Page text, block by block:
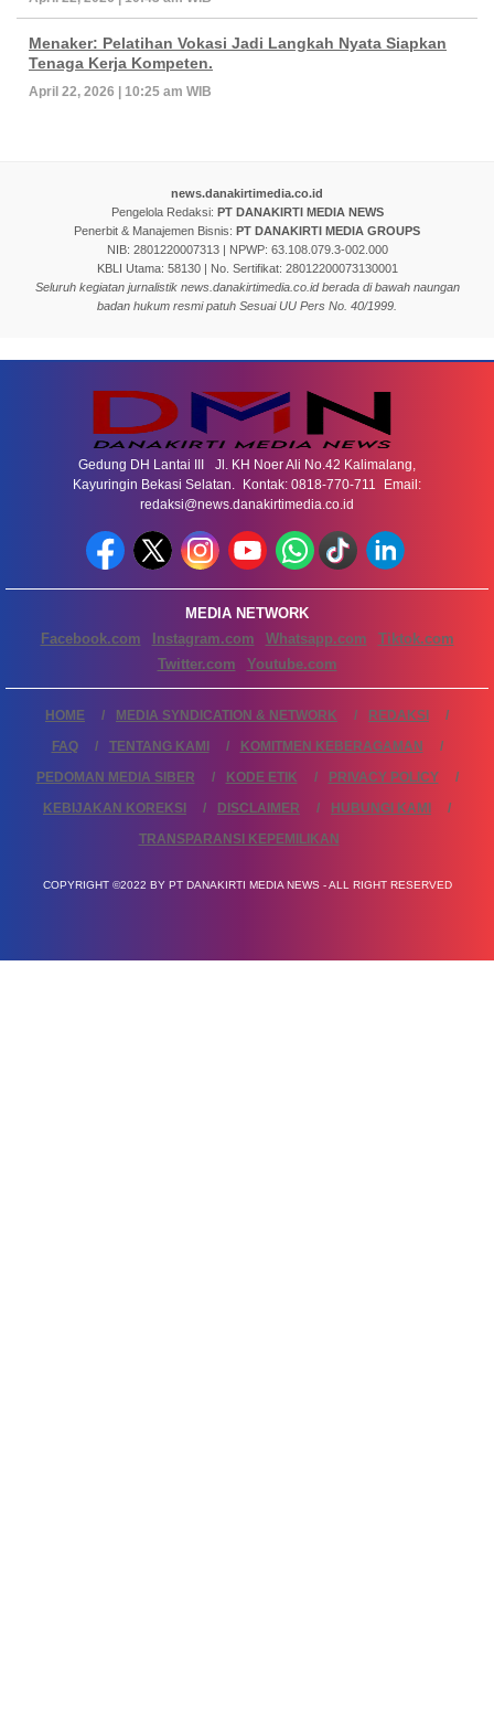
Menaker: Pelatihan Vokasi Jadi Langkah Nyata Siapkan
Tenaga Kerja Kompeten.
April 22, 2026 | 10:25 am WIB
news.danakirtimedia.co.id
Pengelola Redaksi: PT DANAKIRTI MEDIA NEWS
Penerbit & Manajemen Bisnis: PT DANAKIRTI MEDIA GROUPS
NIB: 2801220007313 | NPWP: 63.108.079.3-002.000
KBLI Utama: 58130 | No. Sertifikat: 28012200073130001
Seluruh kegiatan jurnalistik news.danakirtimedia.co.id berada di bawah naungan
badan hukum resmi patuh Sesuai UU Pers No. 40/1999.
Gedung DH Lantai III Jl. KH Noer Ali No.42 Kalimalang,
Kayuringin Bekasi Selatan. Kontak: 0818-770-711 Email:
redaksi@news.danakirtimedia.co.id
MEDIA NETWORK
Facebook.com
Instagram.com Whatsapp.com
Tiktok.com
Twitter.com
Youtube.com
HOME MEDIA SYNDICATION & NETWORK
REDAKSI
FAQ
TENTANG KAMI
KOMITMEN KEBERAGAMAN
PEDOMAN MEDIA SIBER
KODE ETIK
PRIVACY POLICY
KEBIJAKAN KOREKSI
DISCLAIMER
HUBUNGI KAMI
TRANSPARANSI KEPEMILIKAN
COPYRIGHT ©2022 BY PT DANAKIRTI MEDIA NEWS - ALL RIGHT RESERVED